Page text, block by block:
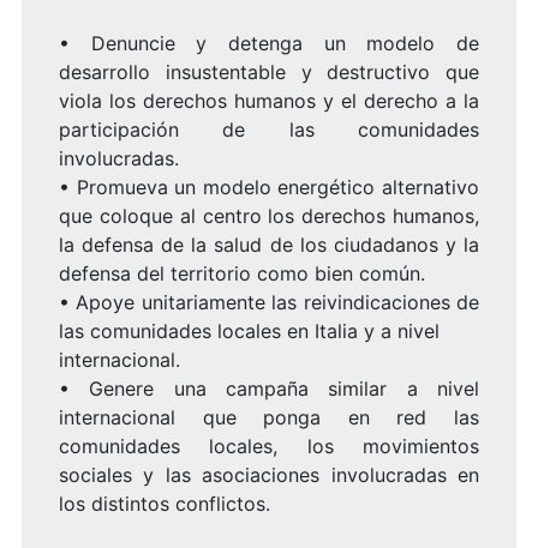
• Denuncie y detenga un modelo de
desarrollo insustentable y destructivo que
viola los derechos humanos y el derecho a la
participación de las comunidades
involucradas.
• Promueva un modelo energético alternativo
que coloque al centro los derechos humanos,
la defensa de la salud de los ciudadanos y la
defensa del territorio como bien común.
• Apoye unitariamente las reivindicaciones de
las comunidades locales en Italia y a nivel
internacional.
• Genere una campaña similar a nivel
internacional que ponga en red las
comunidades locales, los movimientos
sociales y las asociaciones involucradas en
los distintos conflictos.